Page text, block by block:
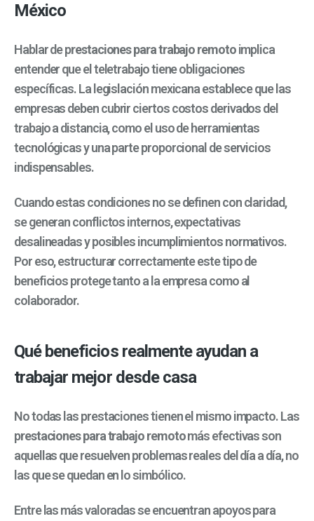
México
Hablar de prestaciones para trabajo remotoimplica
entender que el teletrabajo tiene obligaciones
específicas. La legislación mexicana establece que las
empresas deben cubrir ciertos costos derivados del
trabajo a distancia, como el uso de herramientas
tecnológicas y una parte proporcional de servicios
indispensables.
Cuando estas condiciones no se definen con claridad,
se generan conflictos internos, expectativas
desalineadas y posibles incumplimientos normativos.
Por eso, estructurar correctamente este tipo de
beneficios protege tanto a la empresa como al
colaborador.
Qué beneficios realmente ayudan a
trabajar mejor desde casa
No todas las prestaciones tienen el mismo impacto. Las
prestaciones para trabajo remotomás efectivas son
aquellas que resuelven problemas reales del día a día, no
las que se quedan en lo simbólico.
Entre las más valoradas se encuentran apoyos para